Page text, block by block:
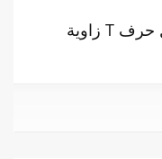
صفيحة ضغط عظام على شكل حرف T زاوية